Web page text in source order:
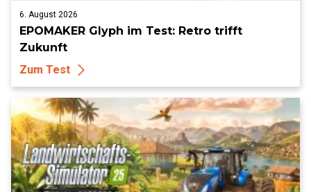
6. August 2026
EPOMAKER Glyph im Test: Retro trifft
Zukunft
Zum Test